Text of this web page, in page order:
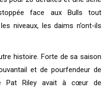
face aux Bulls tout
niveaux, les daims n’ont-ils
histoire. Forte de sa saison
et de pourfendeur de
Pat Riley avait à cœur de